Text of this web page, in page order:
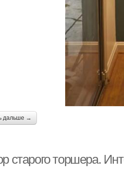
дальше →
старого торшера.